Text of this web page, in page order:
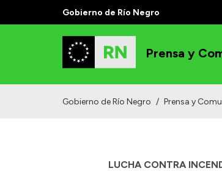
Gobierno de Río Negro
Prensa y
Gobierno de Río Negro / Prensa y
LUCHA CONTRA